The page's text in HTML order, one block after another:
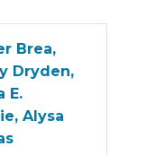
Brea,
Dryden,
E.
Alysa